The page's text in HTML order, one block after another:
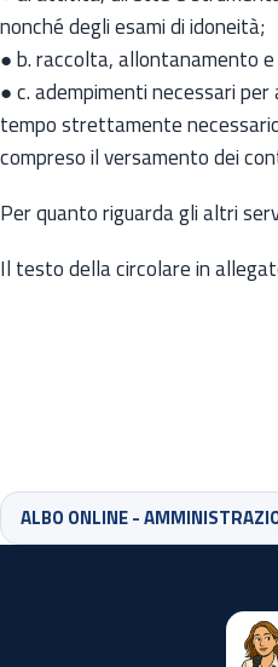
nonché degli esami di idoneità;
● b. raccolta, allontanamento
● c. adempimenti necessari
tempo strettamente
compreso il versamento dei
Per quanto riguarda gli altri
Il testo della circolare in
ALBO ONLINE -